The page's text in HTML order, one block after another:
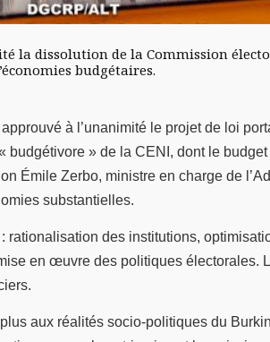
la dissolution de la Commission
budgétaires.
à l’unanimité le projet de loi
» de la CENI, dont le
Émile Zerbo, ministre en charge de
substantielles.
des institutions,
en œuvre des politiques électorales.
aux réalités socio-politiques du